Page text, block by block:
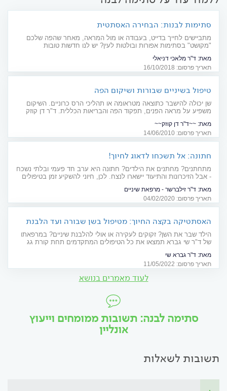
סתימות לבנות: הבחירה האסתטית
מתביישים לחייך בדייט, בעבודה או מול המראה, מאחר שהפה שלכם
"מקושט" בסתימות אפורות ובולטות לעין? יש לנו חדשות טובות
שנים ארוכות ושומרות על מראה טבעי ואסתטי
מאת: ד"ר מלאכי דניאלי
תאריך פרסום: 16/10/2018
טיפול בשיניים שבורות ושיקום הפה
שן יכולה להישבר כתוצאה מטראומה או תהליכי הרס כרוניים. השיקום
משפיע על מראה הפנים, תפקוד הפה והבריאות הכללית. ד"ר דן קוזק
מאת: ~~ד"ר דן קוזק~~
תאריך פרסום: 14/06/2010
חתונה: אל תשכחו לדאוג לחיוך!
מתחתנים? מחתנים את הילדים? חתונה היא ערב חד פעמי ובלתי נשכח
- אבל הזיכרונות והתיעוד יישארו לנצח. לכן, חיוני להשקיע זמן בטיפולים
מאת: ד"ר זילברשר - מרפאת שיניים
תאריך פרסום: 04/02/2020
האסתטיקה בקצה החיוך: מטיפול בשן שבורה ועד הלבנת
שיניים
הילד שבר את השן? זקוקים לעקירה או אולי להלבנת שיניים? במרפאתו
של ד"ר שי גברא תמצאו את כל הטיפולים המתקדמים תחת קורת גג
מאת: ד"ר גברא שי
תאריך פרסום: 11/05/2022
לעוד מאמרים בנושא
סתימה לבנה: תשובות ממומחים וייעוץ
אונליין
תשובות לשאלות